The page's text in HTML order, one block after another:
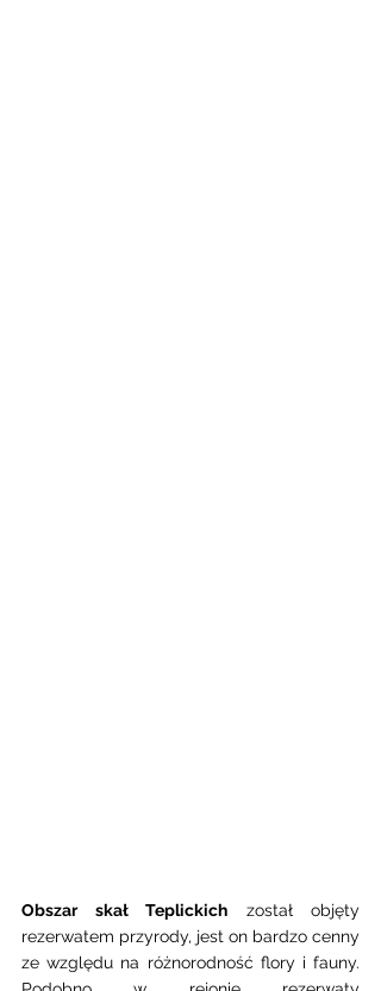
Obszar skał Teplickich został objęty
rezerwatem przyrody, jest on bardzo cenny
ze względu na różnorodność flory i fauny.